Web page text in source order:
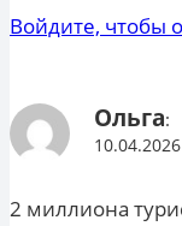
Войдите, чтобы
Ольга:
2 миллиона